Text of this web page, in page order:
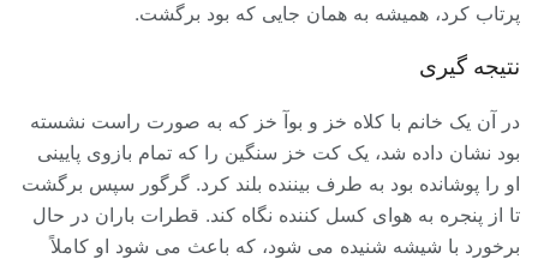
پرتاب کرد، همیشه به همان جایی که بود برگشت.
نتیجه گیری
در آن یک خانم با کلاه خز و بوآ خز که به صورت راست نشسته
بود نشان داده شد، یک کت خز سنگین را که تمام بازوی پایینی
او را پوشانده بود به طرف بیننده بلند کرد. گرگور سپس برگشت
تا از پنجره به هوای کسل کننده نگاه کند. قطرات باران در حال
برخورد با شیشه شنیده می شود، که باعث می شود او کاملاً